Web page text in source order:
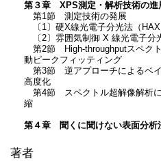
第３章 XPS測定・解析技術の進
第1節 測定技術の発展
〔1〕硬X線光電子分光法（
〔2〕雰囲気制御 X 線光電子分
第2節 High-throughputスペク
動ピークフィッティング
第3節 逆アプローチによるベ
高度化
第4節 スペクトル超解像解析
縮
第４章 聞くに聞けない表面分析
著者